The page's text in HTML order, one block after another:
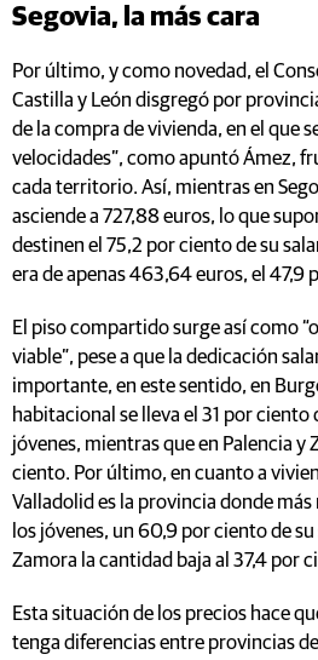
Segovia, la más cara
Por último, y como novedad, el
Castilla y León disgregó por
de la compra de vivienda, en el que
velocidades”, como apuntó Ámez,
cada territorio. Así, mientras en
asciende a 727,88 euros, lo que
destinen el 75,2 por ciento de su
era de apenas 463,64 euros, el 47,9
El piso compartido surge así como
viable”, pese a que la dedicación
importante, en este sentido, en
habitacional se lleva el 31 por ciento
jóvenes, mientras que en Palencia y
ciento. Por último, en cuanto a
Valladolid es la provincia donde
los jóvenes, un 60,9 por ciento de
Zamora la cantidad baja al 37,4 por
Esta situación de los precios hace
tenga diferencias entre provincias